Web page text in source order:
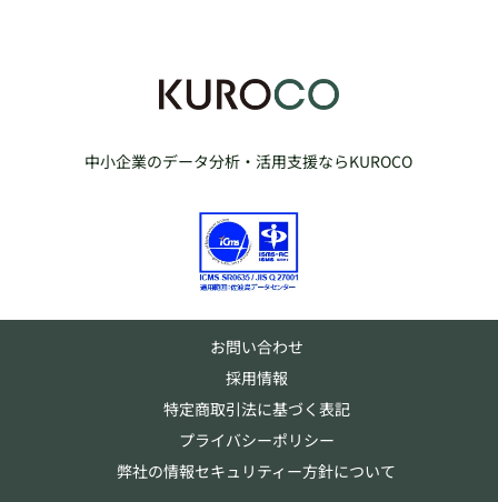
中小企業のデータ分析・活用支援ならKUROCO
お問い合わせ
採用情報
特定商取引法に基づく表記
プライバシーポリシー
弊社の情報セキュリティー方針について